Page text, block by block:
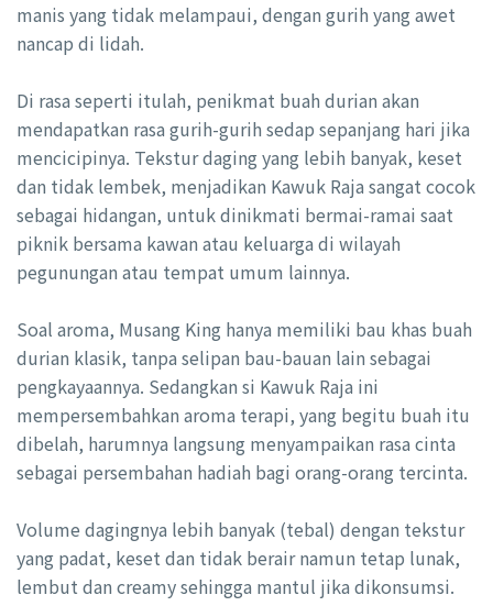
manis yang tidak melampaui, dengan gurih yang awet
nancap di lidah.
Di rasa seperti itulah, penikmat buah durian akan
mendapatkan rasa gurih-gurih sedap sepanjang hari jika
mencicipinya. Tekstur daging yang lebih banyak, keset
dan tidak lembek, menjadikan Kawuk Raja sangat cocok
sebagai hidangan, untuk dinikmati bermai-ramai saat
piknik bersama kawan atau keluarga di wilayah
pegunungan atau tempat umum lainnya.
Soal aroma, Musang King hanya memiliki bau khas buah
durian klasik, tanpa selipan bau-bauan lain sebagai
pengkayaannya. Sedangkan si Kawuk Raja ini
mempersembahkan aroma terapi, yang begitu buah itu
dibelah, harumnya langsung menyampaikan rasa cinta
sebagai persembahan hadiah bagi orang-orang tercinta.
Volume dagingnya lebih banyak (tebal) dengan tekstur
yang padat, keset dan tidak berair namun tetap lunak,
lembut dan creamy sehingga mantul jika dikonsumsi.